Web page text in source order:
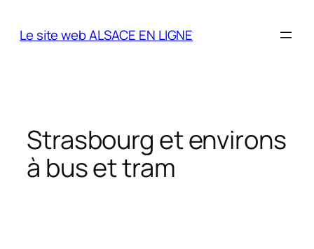
Le site web ALSACE EN LIGNE
Strasbourg et environs
à bus et tram